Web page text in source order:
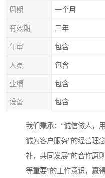
周期 一个月
有效期 三年
年审 包含
人员 包含
业绩 包含
设备 包含
我们秉承：“诚信做人，
诚为客户服务”的经营理
补，共同发展”的合作原
等重要”的工作意识，赢